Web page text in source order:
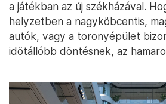
a játékban az új székházával.
helyzetben a nagyköbcentis,
autók, vagy a toronyépület
időtállóbb döntésnek, az